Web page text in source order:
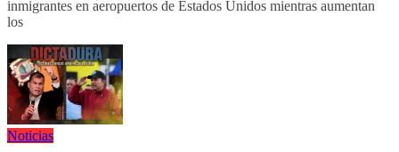
inmigrantes en aeropuertos de Estados Unidos mientras aumentan
los
Noticias